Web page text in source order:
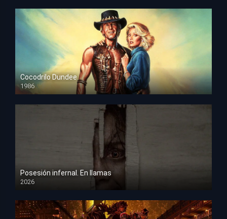
Cocodrilo Dundee
1986
HD 1080p
Posesión infernal. En llamas
2026
HD 1080p